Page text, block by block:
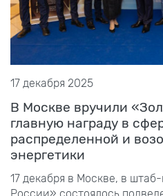
17 декабря 2025
В Москве вручили
главную награду в
распределенной и
энергетики
17 декабря в Москве, в